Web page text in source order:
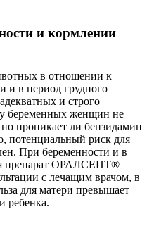
и кормлении
в отношении к
и в период грудного
и строго
беременных женщин не
проникает ли бензидамин
потенциальный риск для
При беременности и в
препарат ОРАЛСЕПТ®
с лечащим врачом, в
для матери превышает
ребенка.